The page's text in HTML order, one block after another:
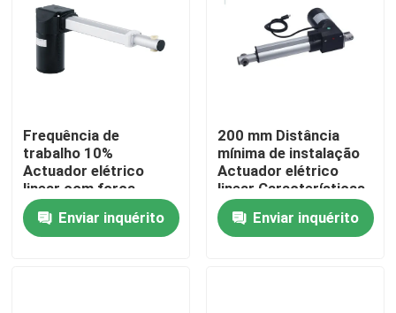
Casa
Frequência de
trabalho 10%
Actuador elétrico
linear com força
máxima de empurrão /
tração 1000N-3000N
Enviar inquérito
200 mm Distância
mínima de instalação
Actuador elétrico
linear Características
personalizáveis
Enviar inquérito